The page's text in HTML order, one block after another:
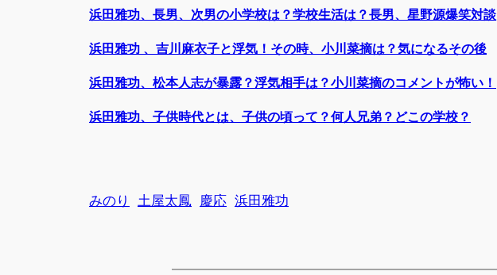
浜田雅功、長男、次男の小学校は？学校生活は？長男、星野源爆笑対談
浜田雅功 、吉川麻衣子と浮気！その時、小川菜摘は？気になるその後
浜田雅功、松本人志が暴露？浮気相手は？小川菜摘のコメントが怖い！
浜田雅功、子供時代とは、子供の頃って？何人兄弟？どこの学校？
みのり 土屋太鳳 慶応 浜田雅功